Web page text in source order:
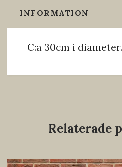
INFORMATION
C:a 30cm i diameter.